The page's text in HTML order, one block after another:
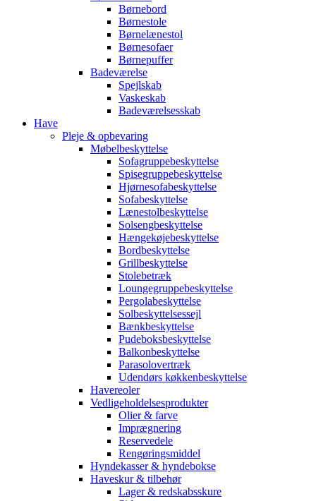
Børnebord
Børnestole
Børnelænestol
Børnesofaer
Børnepuffer
Badeværelse
Spejlskab
Vaskeskab
Badeværelsesskab
Have
Pleje & opbevaring
Møbelbeskyttelse
Sofagruppebeskyttelse
Spisegruppebeskyttelse
Hjørnesofabeskyttelse
Sofabeskyttelse
Lænestolbeskyttelse
Solsengbeskyttelse
Hængekøjebeskyttelse
Bordbeskyttelse
Grillbeskyttelse
Stolebetræk
Loungegruppebeskyttelse
Pergolabeskyttelse
Solbeskyttelsessejl
Bænkbeskyttelse
Pudeboksbeskyttelse
Balkonbeskyttelse
Parasolovertræk
Udendørs køkkenbeskyttelse
Havereoler
Vedligeholdelsesprodukter
Olier & farve
Imprægnering
Reservedele
Rengøringsmiddel
Hyndekasser & hyndebokse
Haveskur & tilbehør
Lager & redskabsskure